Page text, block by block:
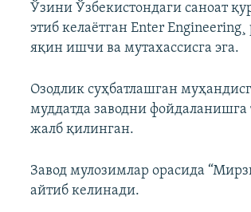
Ўзини Ўзбекистондаги саноат
этиб келаëтган Enter
яқин ишчи ва мутахассисга эга.
Озодлик суҳбатлашган
муддатда заводни
жалб қилинган.
Завод мулозимлар орасида
айтиб келинади.